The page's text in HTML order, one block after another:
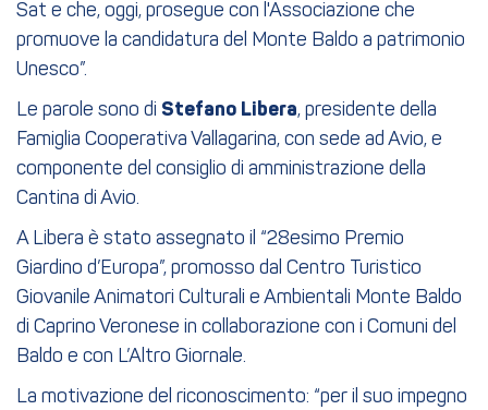
Sat e che, oggi, prosegue con l'Associazione che
promuove la candidatura del Monte Baldo a patrimonio
Unesco”.
Le parole sono di Stefano Libera, presidente della
Famiglia Cooperativa Vallagarina, con sede ad Avio, e
componente del consiglio di amministrazione della
Cantina di Avio.
A Libera è stato assegnato il “28esimo Premio
Giardino d’Europa”, promosso dal Centro Turistico
Giovanile Animatori Culturali e Ambientali Monte Baldo
di Caprino Veronese in collaborazione con i Comuni del
Baldo e con L’Altro Giornale.
La motivazione del riconoscimento: “per il suo impegno